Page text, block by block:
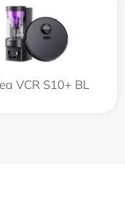
VCR S10+ BL